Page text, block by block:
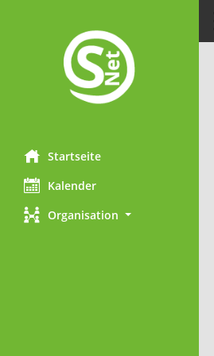
Startseite
Kalender
Organisation